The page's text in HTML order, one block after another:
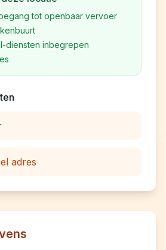
tot openbaar vervoer
diensten inbegrepen
adres